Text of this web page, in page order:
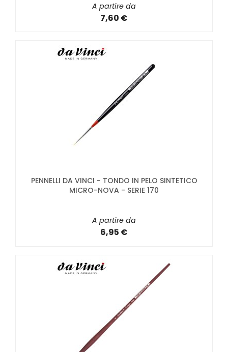
A partire da
7,60 €
PENNELLI DA VINCI - TONDO IN PELO SINTETICO
MICRO-NOVA - SERIE 170
A partire da
6,95 €